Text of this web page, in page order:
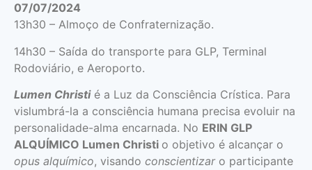
07/07/2024
13h30 – Almoço de Confraternização.
14h30 – Saída do transporte para GLP, Terminal
Rodoviário, e Aeroporto.
Lumen Christié a Luz da Consciência Crística. Para
vislumbrá-la a consciência humana precisa evoluir na
personalidade-alma encarnada. No ERIN GLP
ALQUÍMICO Lumen Christi o objetivo é alcançar o
opus alquímico, visando conscientizaro participante